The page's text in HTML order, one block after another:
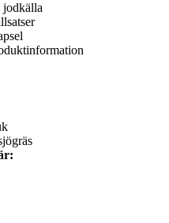
jodkälla